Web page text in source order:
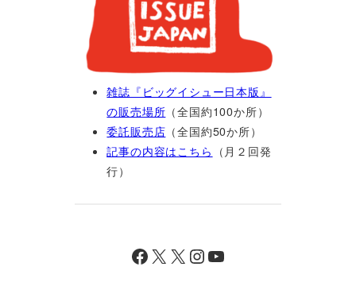
雑誌『ビッグイシュー日本版』
の販売場所 （全国約100か所）
委託販売店 （全国約50か所）
記事の内容はこちら （月２回発
行）
Facebook X X InstagramYouTube